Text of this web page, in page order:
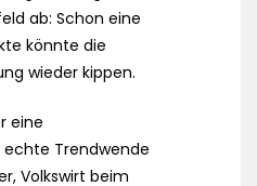
ab: Schon eine
könnte die
wieder kippen.
eine
Trendwende
Volkswirt beim